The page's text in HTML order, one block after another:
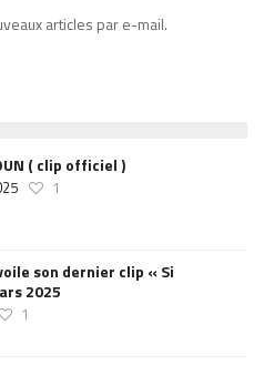
articles par e-mail.
( clip officiel )
1
son dernier clip « Si
2025
1